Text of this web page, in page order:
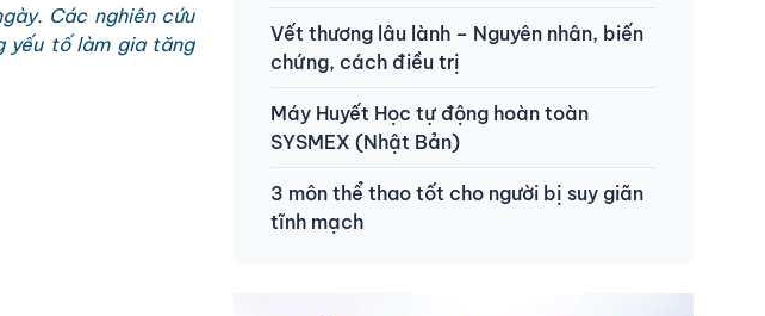
Các nghiên cứu
yếu tố làm gia tăng
Vết thương lâu lành – Nguyên nhân, biến
chứng, cách điều trị
Máy Huyết Học tự động hoàn toàn
SYSMEX (Nhật Bản)
3 môn thể thao tốt cho người bị suy giãn
tĩnh mạch